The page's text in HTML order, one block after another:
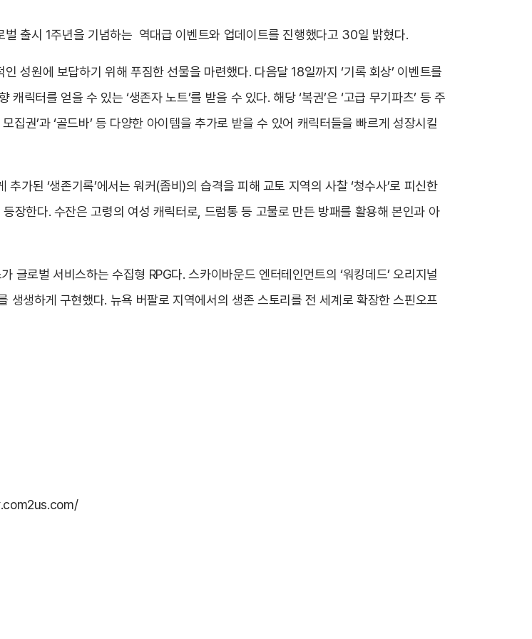
벌 출시 1주년을 기념하는 역대급 이벤트와 업데이트를 진행했다고 30일 밝혔다.
성원에 보답하기 위해 푸짐한 선물을 마련했다. 다음달 18일까지 ‘기록 회상’ 이벤트를
릭터를 얻을 수 있는 ‘생존자 노트’를 받을 수 있다. 해당 ‘복권’은 ‘고급 무기파츠’ 등 주
권’과 ‘골드바’ 등 다양한 아이템을 추가로 받을 수 있어 캐릭터들을 빠르게 성장시킬
가된 ‘생존기록’에서는 워커(좀비)의 습격을 피해 교토 지역의 사찰 ‘청수사’로 피신한
장한다. 수잔은 고령의 여성 캐릭터로, 드럼통 등 고물로 만든 방패를 활용해 본인과 아
글로벌 서비스하는 수집형 RPG다. 스카이바운드 엔터테인먼트의 ‘워킹데드’ 오리지널
생생하게 구현했다. 뉴욕 버팔로 지역에서의 생존 스토리를 전 세계로 확장한 스핀오프